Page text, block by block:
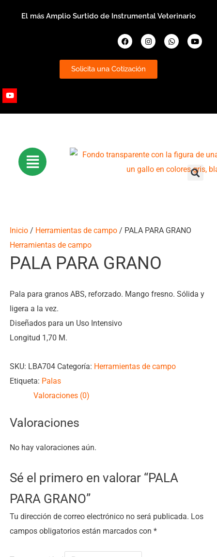
El más Amplio Surtido de Instrumental Veterinario
FacebookInstagramWhatsapp
Solicita una Cotización
Youtube
Inicio / Herramientas de campo / PALA PARA GRANO
Herramientas de campo
PALA PARA GRANO
Pala para granos ABS, reforzado. Mango fresno. Sólida y
ligera a la vez.
Diseñados para un Uso Intensivo
Longitud 1,70 M.
SKU: LBA704 Categoría: Herramientas de campo
Etiqueta: Palas
Valoraciones (0)
Valoraciones
No hay valoraciones aún.
Sé el primero en valorar “PALA
PARA GRANO”
Tu dirección de correo electrónico no será publicada. Los
campos obligatorios están marcados con *